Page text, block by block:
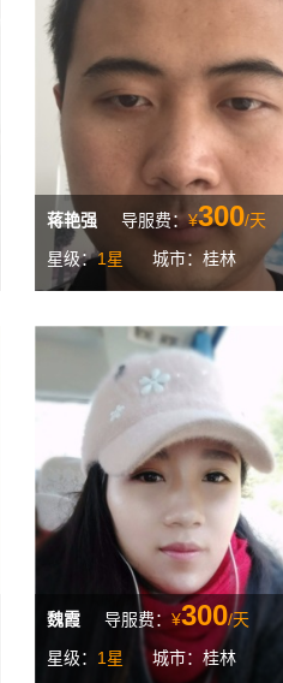
蒋艳强 导服费：¥300/天
星级：1星 城市：桂林
魏霞 导服费： ¥300/天
星级： 1星 城市：桂林